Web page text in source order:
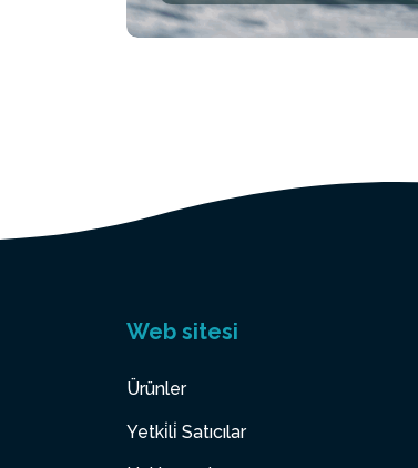
Web sitesi
Ürünler
Yetki̇li̇ Satıcılar